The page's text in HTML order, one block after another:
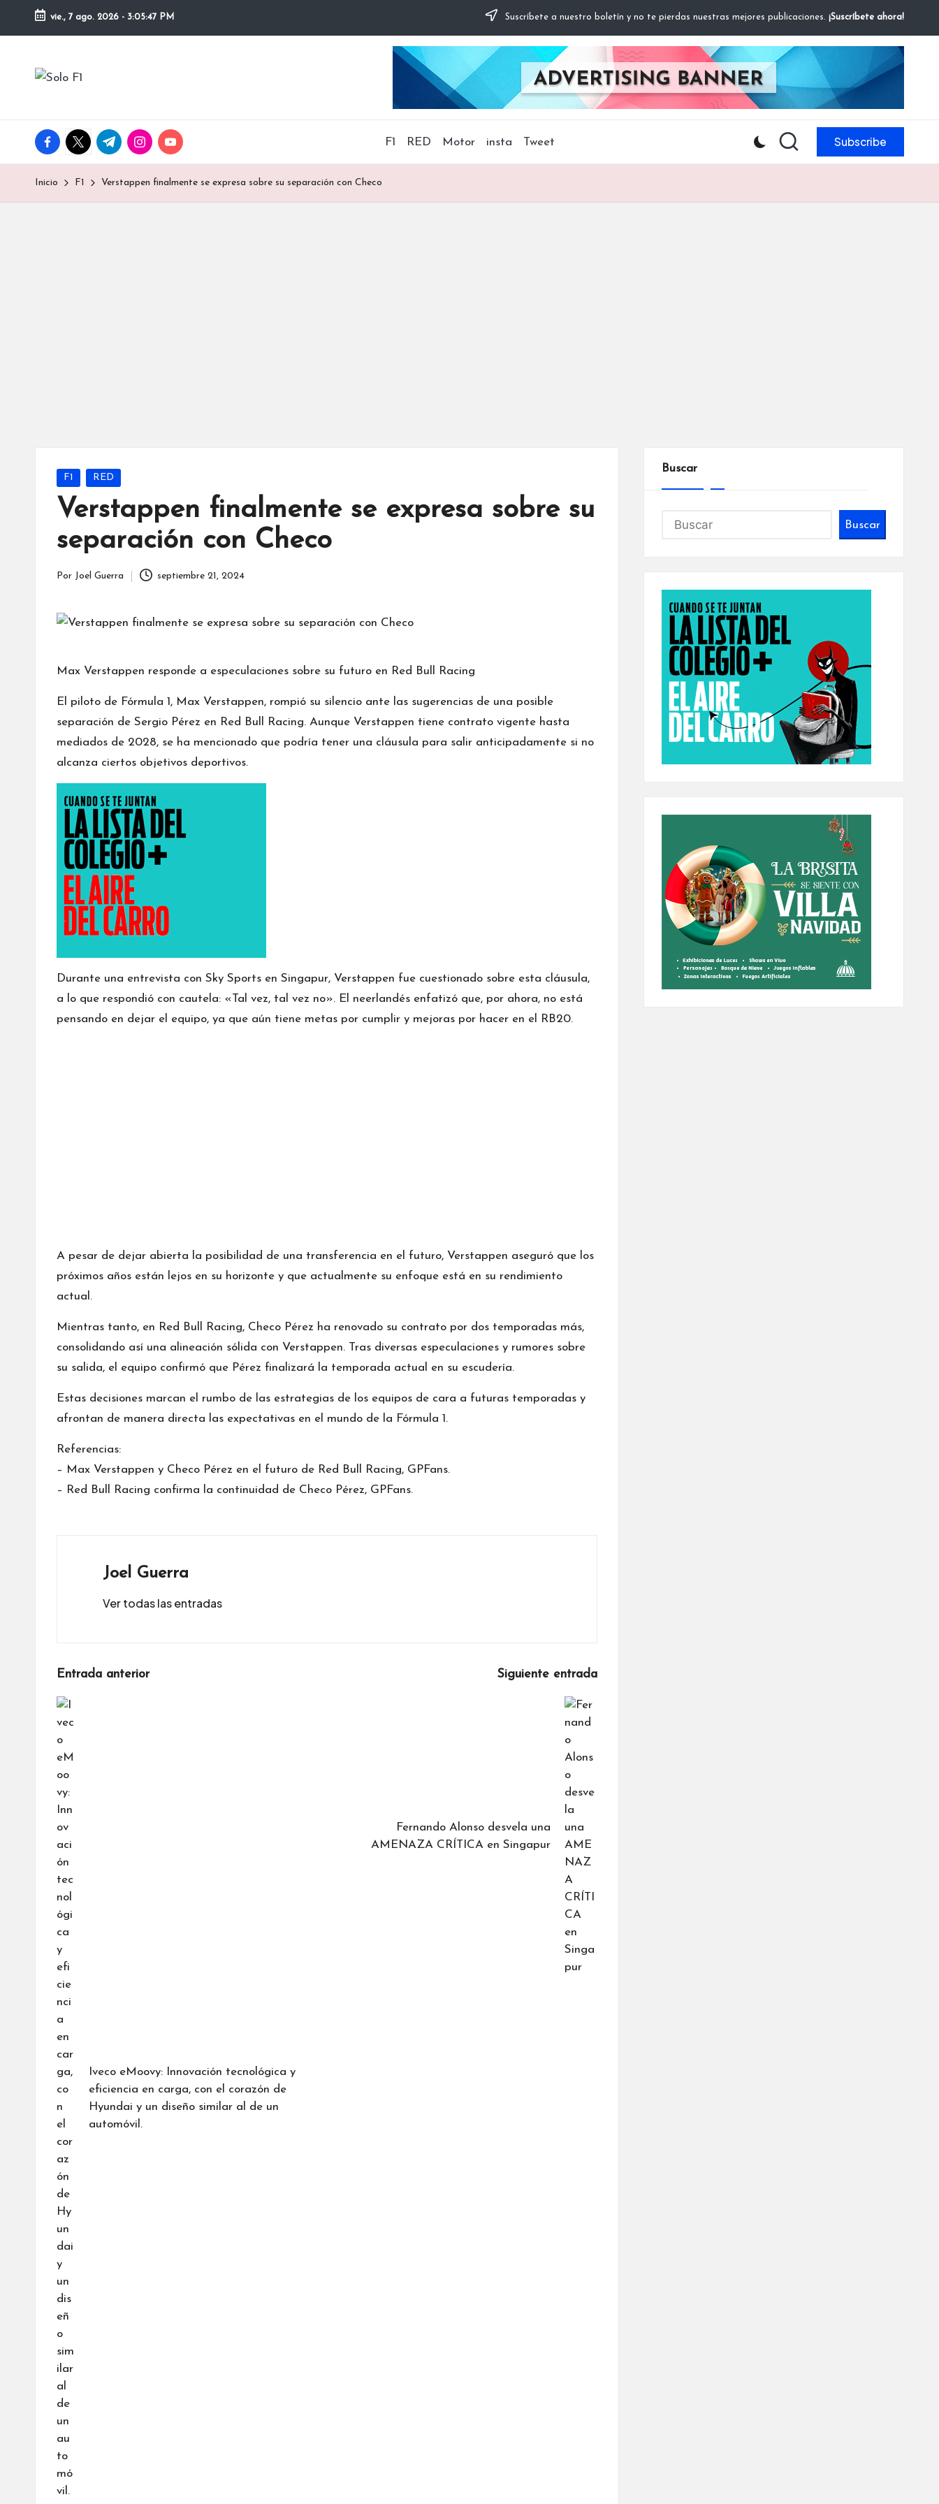
Saltar
contenido
vie., 7 ago. 2026 - 3:05:48 PM Suscríbete a nuestro boletín y no te pierdas nuestras mejores publicaciones. ¡Suscríbete ahora!
S
l
o
F
Para
la
F1
facebook.com
twitter.com
t.me instagram.com
youtube.com F1 RED Motor insta Tweet Subscribe
Inicio F1 Verstappen finalmente se expresa sobre su separación con Checo
Publicada
en
F1 RED
Verstappen finalmente se expresa sobre su
separación con Checo
Por Joel Guerra septiembre 21, 2024
Max Verstappen responde a especulaciones sobre su futuro en Red Bull Racing
El piloto de Fórmula 1, Max Verstappen, rompió su silencio ante las sugerencias de una posible
separación de Sergio Pérez en Red Bull Racing. Aunque Verstappen tiene contrato vigente hasta
mediados de 2028, se ha mencionado que podría tener una cláusula para salir anticipadamente si no
alcanza ciertos objetivos deportivos.
Durante una entrevista con Sky Sports en Singapur, Verstappen fue cuestionado sobre esta cláusula,
a lo que respondió con cautela: «Tal vez, tal vez no». El neerlandés enfatizó que, por ahora, no está
pensando en dejar el equipo, ya que aún tiene metas por cumplir y mejoras por hacer en el RB20.
A pesar de dejar abierta la posibilidad de una transferencia en el futuro, Verstappen aseguró que los
próximos años están lejos en su horizonte y que actualmente su enfoque está en su rendimiento
actual.
Mientras tanto, en Red Bull Racing, Checo Pérez ha renovado su contrato por dos temporadas más,
consolidando así una alineación sólida con Verstappen. Tras diversas especulaciones y rumores sobre
su salida, el equipo confirmó que Pérez finalizará la temporada actual en su escudería.
Estas decisiones marcan el rumbo de las estrategias de los equipos de cara a futuras temporadas y
afrontan de manera directa las expectativas en el mundo de la Fórmula 1.
Referencias:
– Max Verstappen y Checo Pérez en el futuro de Red Bull Racing, GPFans.
– Red Bull Racing confirma la continuidad de Checo Pérez, GPFans.
Joel Guerra
Ver todas las entradas
Navegación
de
entradas
Entrada anterior
Iveco eMoovy: Innovación tecnológica y
eficiencia en carga, con el corazón de
Hyundai y un diseño similar al de un
automóvil.
Siguiente entrada
Fernando Alonso desvela una
AMENAZA CRÍTICA en Singapur
Buscar
Buscar